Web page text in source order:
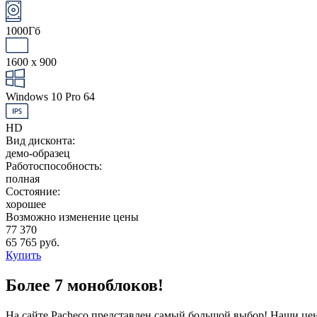
1000Гб
1600 x 900
Windows 10 Pro 64
HD
Вид дисконта:
демо-образец
Работоспособность:
полная
Состояние:
хорошее
Возможно изменение цены
77 370
65 765 руб.
Купить
Более 7 моноблоков!